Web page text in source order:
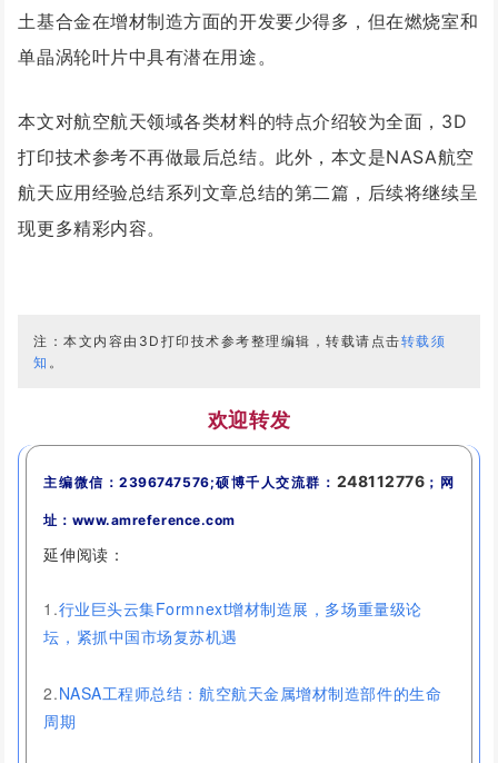
土基合金在增材制造方面的开发要少得多，但在燃烧室和
单晶涡轮叶片中具有潜在用途。
本文对航空航天领域各类材料的特点介绍较为全面，3D
打印技术参考不再做最后总结。此外，本文是NASA航空
航天应用经验总结系列文章总结的第二篇，后续将继续呈
现更多精彩内容。
注：本文内容由3D打印技术参考整理编辑，转载请点击转载须
知 。
欢迎转发
主编微信：2396747576;硕博千人交流群： 248112776 ；网
址：www.amreference.com
延伸阅读：
1.行业巨头云集Formnext增材制造展，多场重量级论
坛，紧抓中国市场复苏机遇
2.NASA工程师总结：航空航天金属增材制造部件的生命
周期